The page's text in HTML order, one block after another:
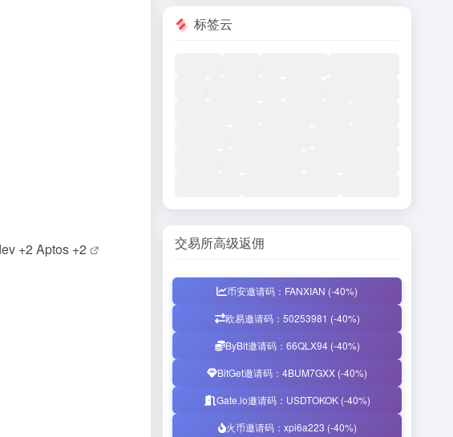
+2 Aptos +2
标签云
交易所高级返佣
币安邀请码：FANXIAN (-40%)
欧易邀请码：50253981 (-40%)
ByBit邀请码：66QLX94 (-40%)
BitGet邀请码：4BUM7GXX (-40%)
Gate.io邀请码：USDTOKOK (-40%)
火币邀请码：xpi6a223 (-40%)